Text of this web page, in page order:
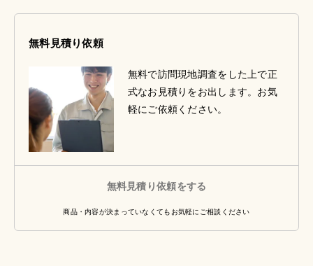
無料見積り依頼
無料で訪問現地調査をした上で正
式なお見積りをお出します。お気
軽にご依頼ください。
無料見積り依頼をする
商品・内容が決まっていなくてもお気軽にご相談ください